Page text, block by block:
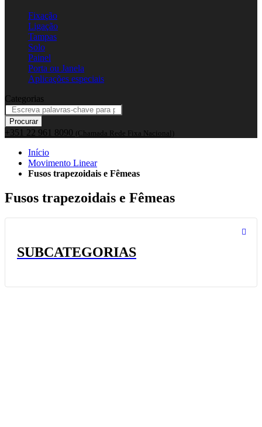
Fixação
Ligação
Tampas
Solo
Painel
Porta ou Janela
Aplicações especiais
Categorias
Procurar
+351 22 961 8090 (Chamada Rede Fixa Nacional)
Início
Movimento Linear
Fusos trapezoidais e Fêmeas
Fusos trapezoidais e Fêmeas
SUBCATEGORIAS